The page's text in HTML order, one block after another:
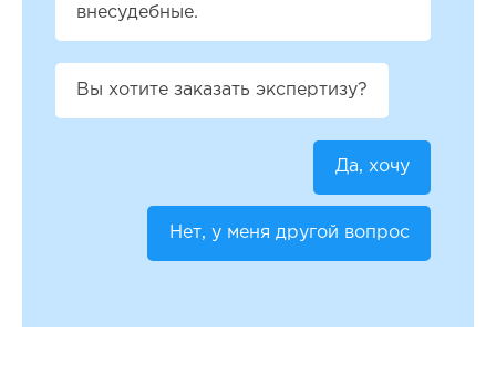
внесудебные.
Вы хотите заказать экспертизу?
Да, хочу
Нет, у меня другой вопрос